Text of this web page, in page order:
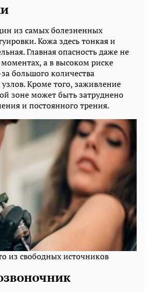
из самых болезненных
Кожа здесь тонкая и
Главная опасность даже не
а в высоком риске
большого количества
Кроме того, заживление
зоне может быть затруднено
и постоянного трения.
из свободных источников